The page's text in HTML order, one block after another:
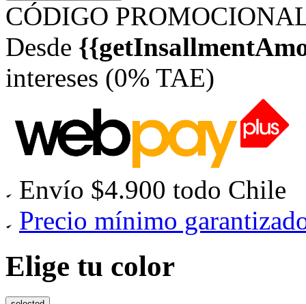
CÓDIGO
Desde
intereses (0% TAE)
Envío $4.900 todo Chile
Precio mínimo
Elige tu color